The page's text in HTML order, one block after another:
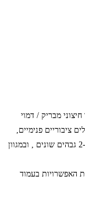
מבריק / דמוי
ציבוריים פנימיים,
משרדים, חדרי המתנה ועוד. הכד זמין ב-2 גבהים שונים , ובמגוון
האפשרויות בעמוד